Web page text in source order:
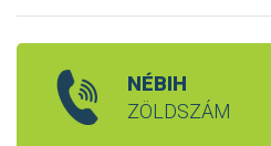
NÉBIH
ZÖLDSZÁM